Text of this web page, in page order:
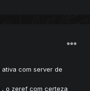
com server de
, o zeref com certeza